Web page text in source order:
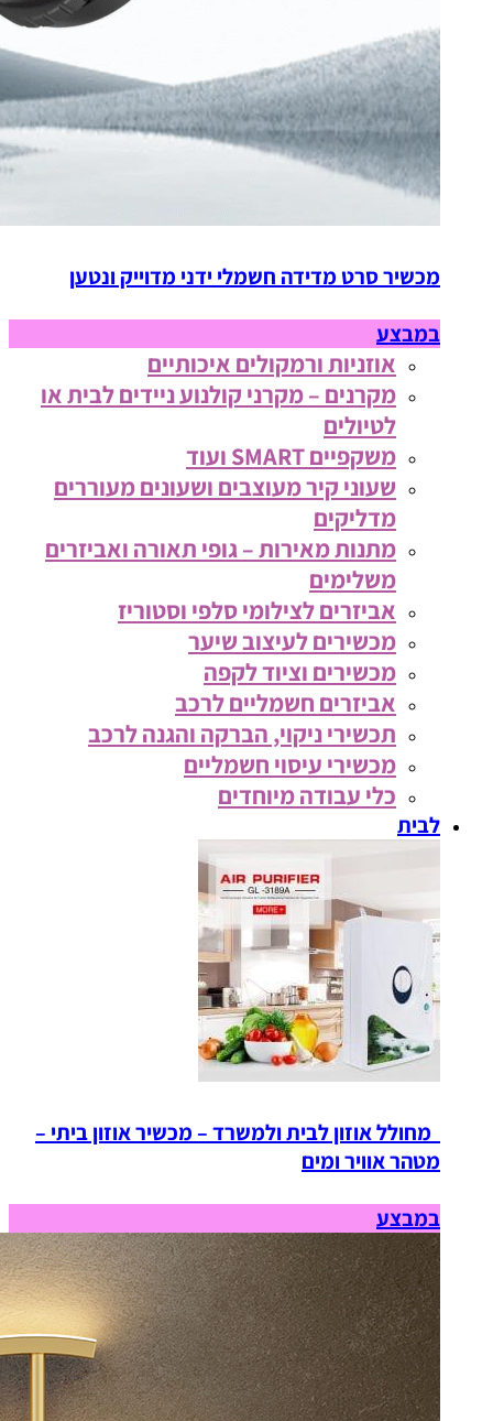
מכשיר סרט מדידה חשמלי ידני מדוייק ונטען
במבצע
אוזניות ורמקולים איכותיים
מקרנים – מקרני קולנוע ניידים לבית או
לטיולים
משקפיים SMART ועוד
שעוני קיר מעוצבים ושעונים מעוררים
מדליקים
מתנות מאירות – גופי תאורה ואביזרים
משלימים
אביזרים לצילומי סלפי וסטוריז
מכשירים לעיצוב שיער
מכשירים וציוד לקפה
אביזרים חשמליים לרכב
תכשירי ניקוי, הברקה והגנה לרכב
מכשירי עיסוי חשמליים
כלי עבודה מיוחדים
לבית
מחולל אוזון לבית ולמשרד – מכשיר אוזון ביתי –
מטהר אוויר ומים
במבצע